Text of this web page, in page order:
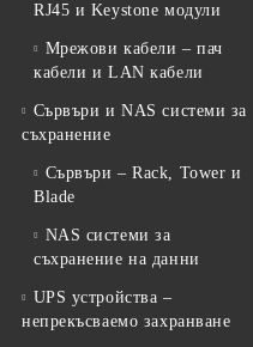
RJ45 и Keystone модули
Мрежови кабели – пач
кабели и LAN кабели
Сървъри и NAS системи за
съхранение
Сървъри – Rack, Tower и
Blade
NAS системи за
съхранение на данни
UPS устройства –
непрекъсваемо захранване